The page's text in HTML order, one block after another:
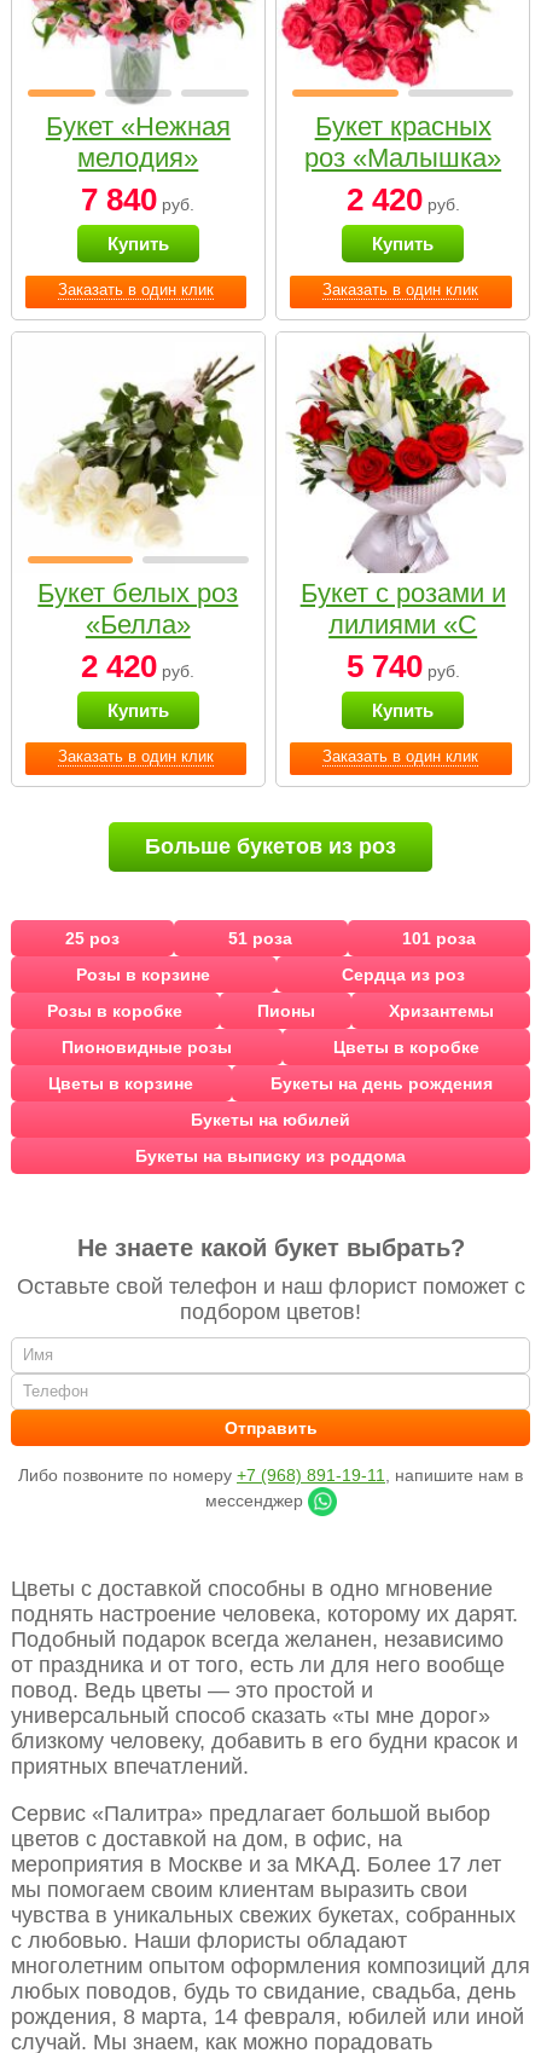
Заказать в один клик
Букет «Нежная
мелодия»
7 840 руб.
Купить
Заказать в один клик
Букет красных
роз «Малышка»
2 420руб.
Купить
Заказать в один клик
Букет белых роз
«Белла»
2 420 руб.
Купить
Заказать в один клик
Букет с розами и
лилиями «С
наилучшими
пожеланиями»
5 740руб.
Купить
Больше букетов из роз
25 роз 51 роза
101 роза
Розы в корзине
Сердца из роз
Розы в коробке
Пионы
Хризантемы
Пионовидные розы
Цветы в коробке
Цветы в корзине
Букеты на день рождения
Букеты на юбилей
Букеты на выписку из роддома
Не знаете какой букет выбрать?
Оставьте свой телефон и наш флорист поможет с
подбором цветов!
Либо позвоните по номеру +7 (968) 891-19-11
, напишите нам в
мессенджер
Цветы с доставкой способны в одно мгновение
поднять настроение человека, которому их дарят.
Подобный подарок всегда желанен, независимо
от праздника и от того, есть ли для него вообще
повод. Ведь цветы — это простой и
универсальный способ сказать «ты мне дорог»
близкому человеку, добавить в его будни красок и
приятных впечатлений.
Сервис «Палитра» предлагает большой выбор
цветов с доставкой на дом, в офис, на
мероприятия в Москве и за МКАД. Более 17 лет
мы помогаем своим клиентам выразить свои
чувства в уникальных свежих букетах, собранных
с любовью. Наши флористы обладают
многолетним опытом оформления композиций для
любых поводов, будь то свидание, свадьба, день
рождения, 8 марта, 14 февраля, юбилей или иной
случай. Мы знаем, как можно порадовать